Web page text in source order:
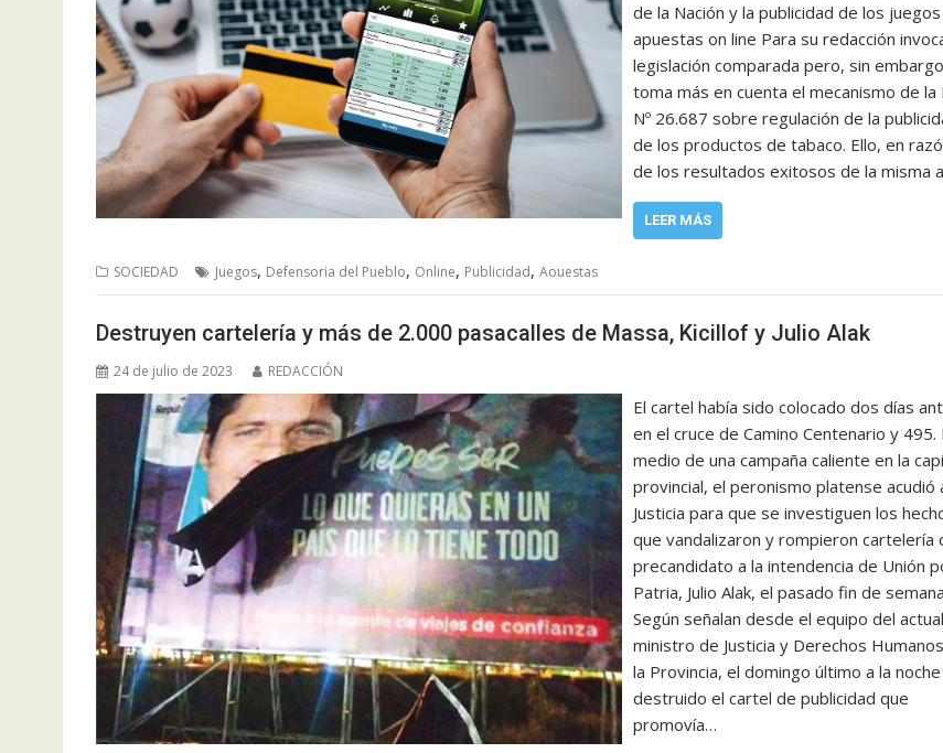
de la Nación y la publicidad de los
apuestas on line Para su redacción
legislación comparada pero, sin
toma más en cuenta el mecanismo de la
Nº 26.687 sobre regulación de la
de los productos de tabaco. Ello, en
de los resultados exitosos de la misma
LEER MÁS
SOCIEDAD Juegos, Defensoria del Pueblo, Online, Publicidad, Aouestas
Destruyen cartelería y más de 2.000 pasacalles de Massa, Kicillof y Julio Alak
24 de julio de 2023 REDACCIÓN
El cartel había sido colocado dos días
en el cruce de Camino Centenario y 495.
medio de una campaña caliente en la
provincial, el peronismo platense acudió
Justicia para que se investiguen los
que vandalizaron y rompieron cartelería
precandidato a la intendencia de Unión
Patria, Julio Alak, el pasado fin de
Según señalan desde el equipo del actual
ministro de Justicia y Derechos
la Provincia, el domingo último a la
destruido el cartel de publicidad que
promovía…